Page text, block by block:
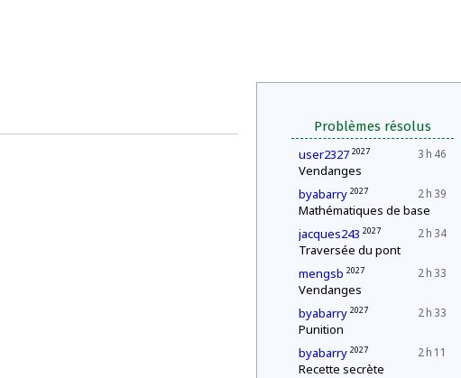
Problèmes résolus
3 h 46
user2327 2027
Vendanges
2 h 39
byabarry 2027
Mathématiques de base
2 h 34
jacques243 2027
Traversée du pont
2 h 33
mengsb 2027
Vendanges
2 h 33
byabarry 2027
Punition
2 h 11
byabarry 2027
Recette secrète